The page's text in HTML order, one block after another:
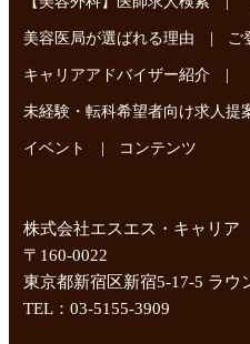
美容医局が選ばれる理由 | ご
キャリアアドバイザー紹介 |
未経験・転科希望者向け求人提
イベント | コンテンツ
株式会社エスエス・キャリア
〒160-0022
東京都新宿区新宿5-17-5 ラウ
TEL：03-5155-3909